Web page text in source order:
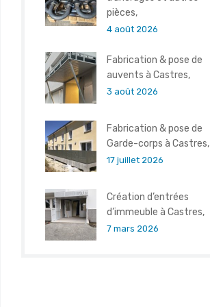
pièces,
4 août 2026
Fabrication & pose de
auvents à Castres,
3 août 2026
Fabrication & pose de
Garde-corps à Castres,
17 juillet 2026
Création d’entrées
d’immeuble à Castres,
7 mars 2026